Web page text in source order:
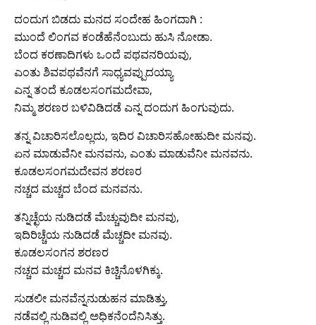
ದಂದುಗ ಬಿಡದು ಮನದ ಸಂದೇಹ ಹಿಂಗದಾಗಿ :
ಮುಂದೆ ಲಿಂಗವ ಕಂಡೆಹೆನೆಂಬುದು ಹುಸಿ ನೋಡಾ.
ಬೆಂದ ಕರಣಾದಿಗಳು ಒಂದೆ ಪಥವನರಿಯವು,
ಎಂತು ಶಿವಪಥವೆನಗೆ ಸಾಧ್ಯವಪ್ಪುದಯ್ಯಾ
ಎನ್ನ ತಂದೆ ಕೂಡಲಸಂಗಮದೇವಾ,
ನಿಮ್ಮ ಶರಣರ ಬಳಿವಿಡಿದಡೆ ಎನ್ನ ದಂದುಗ ಹಿಂಗುವುದು.
ತನ್ನ ವಿಚಾರಿಸಲೊಲ್ಲದು, ಇದಿರ ವಿಚಾರಿಸಹೋಹುದೀ ಮನವು.
ಏನ ಮಾಡುವೆನೀ ಮನವನು, ಎಂತು ಮಾಡುವೆನೀ ಮನವನು.
ಕೂಡಲಸಂಗಮದೇವನ ಶರಣರ
ನಚ್ಚದ ಮಚ್ಚದ ಬೆಂದ ಮನವನು.
ತನ್ನಿಚ್ಛೆಯ ನುಡಿದಡೆ ಮೆಚ್ಚುವುದೀ ಮನವು,
ಇದಿರಿಚ್ಚೆಯ ನುಡಿದಡೆ ಮೆಚ್ಚದೀ ಮನವು.
ಕೂಡಲಸಂಗನ ಶರಣರ
ನಚ್ಚದ ಮಚ್ಚದ ಮನವ ಕಿಚ್ಚಿನೊಳಗಿಕ್ಕು.
ಸುಡಲೀ ಮನವೆನ್ನನುಡುಹನ ಮಾಡಿತ್ತು,
ನಡೆವಲ್ಲಿ ನುಡಿವಲ್ಲಿ ಅಧಿಕನೆಂದೆನಿಸಿತ್ತು.